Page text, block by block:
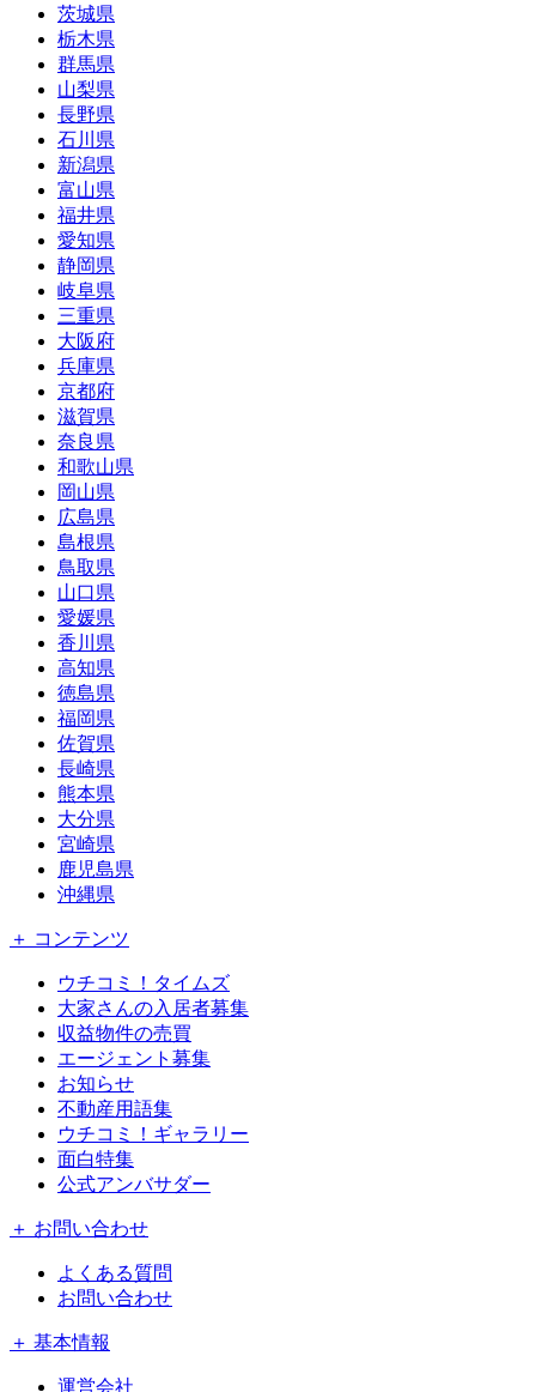
茨城県
栃木県
群馬県
山梨県
長野県
石川県
新潟県
富山県
福井県
愛知県
静岡県
岐阜県
三重県
大阪府
兵庫県
京都府
滋賀県
奈良県
和歌山県
岡山県
広島県
島根県
鳥取県
山口県
愛媛県
香川県
高知県
徳島県
福岡県
佐賀県
長崎県
熊本県
大分県
宮崎県
鹿児島県
沖縄県
＋ コンテンツ
ウチコミ！タイムズ
大家さんの入居者募集
収益物件の売買
エージェント募集
お知らせ
不動産用語集
ウチコミ！ギャラリー
面白特集
公式アンバサダー
＋ お問い合わせ
よくある質問
お問い合わせ
＋ 基本情報
運営会社